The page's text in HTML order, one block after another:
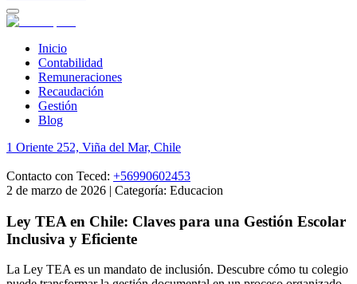
Inicio
Contabilidad
Remuneraciones
Recaudación
Gestión
Blog
1 Oriente 252, Viña del Mar, Chile
Contacto con Teced: +56990602453
2 de marzo de 2026 | Categoría: Educacion
Ley TEA en Chile: Claves para una Gestión Escolar
Inclusiva y Eficiente
La Ley TEA es un mandato de inclusión. Descubre cómo tu colegio